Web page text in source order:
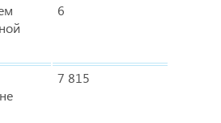
6
7 815